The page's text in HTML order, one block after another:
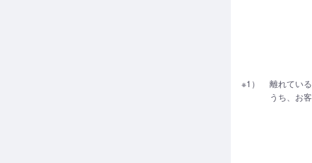
※1）
離れてい
うち、お